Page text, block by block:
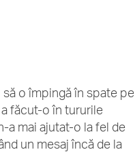
o împingă în spate pe
făcut-o în tururile
a mai ajutat-o la fel de
un mesaj încă de la